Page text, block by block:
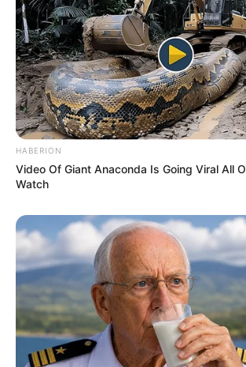
Langka Banget! 10 Pose Lucu
Katak yang Bikin Ketawa
Gemes
Ambyar! 10 Kalimat Baper
Pakai Bahasa Jawa Ini Bikin
Galau Abis
HABERION
Video Of Giant Anaconda Is Going Viral All
Watch